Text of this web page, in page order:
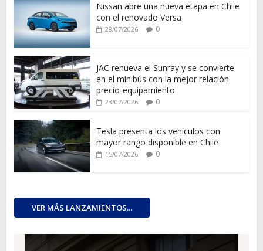
Nissan abre una nueva etapa en Chile
con el renovado Versa
28/07/2026 0
JAC renueva el Sunray y se convierte
en el minibús con la mejor relación
precio-equipamiento
23/07/2026 0
Tesla presenta los vehículos con
mayor rango disponible en Chile
15/07/2026 0
VER MÁS LANZAMIENTOS...